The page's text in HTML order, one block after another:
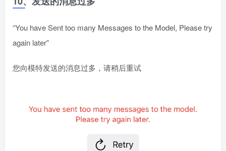
“You have Sent too many Messages to the Model, Please try
again later”
您向模特发送的消息过多，请稍后重试